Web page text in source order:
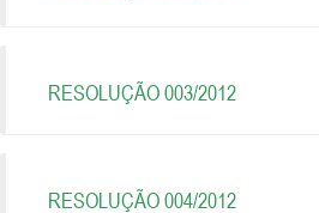
RESOLUÇÃO 003/2012
RESOLUÇÃO 004/2012